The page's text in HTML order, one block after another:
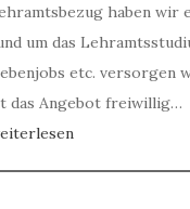
haben wir
um das
etc. versorgen
das Angebot freiwillig…